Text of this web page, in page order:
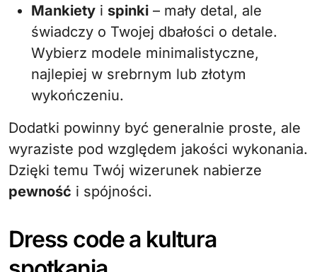
Mankiety i spinki – mały detal, ale
świadczy o Twojej dbałości o detale.
Wybierz modele minimalistyczne,
najlepiej w srebrnym lub złotym
wykończeniu.
Dodatki powinny być generalnie proste, ale
wyraziste pod względem jakości wykonania.
Dzięki temu Twój wizerunek nabierze
pewność i spójności.
Dress code a kultura